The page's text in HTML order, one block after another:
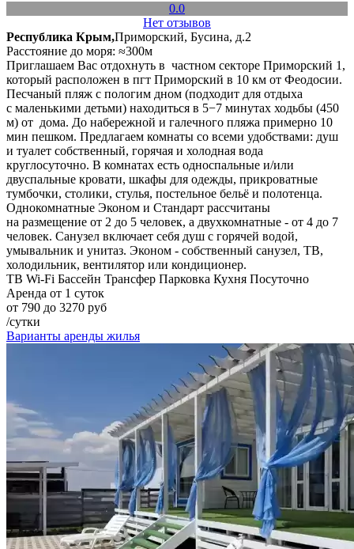
0.0
Нет отзывов
Республика Крым,Приморский, Бусина, д.2
Расстояние до моря: ≈300м
Приглашаем Вас отдохнуть в частном секторе Приморский 1,
который расположен в пгт Приморский в 10 км от Феодосии.
Песчаный пляж с пологим дном (подходит для отдыха
с маленькими детьми) находиться в 5−7 минутах ходьбы (450
м) от дома. До набережной и галечного пляжа примерно 10
мин пешком. Предлагаем комнаты со всеми удобствами: душ
и туалет собственный, горячая и холодная вода
круглосуточно. В комнатах есть односпальные и/или
двуспальные кровати, шкафы для одежды, прикроватные
тумбочки, столики, стулья, постельное бельё и полотенца.
Однокомнатные Эконом и Стандарт рассчитаны
на размещение от 2 до 5 человек, а двухкомнатные - от 4 до 7
человек. Санузел включает себя душ с горячей водой,
умывальник и унитаз. Эконом - собственный санузел, ТВ,
холодильник, вентилятор или кондиционер.
ТВ Wi-Fi Бассейн Трансфер Парковка Кухня Посуточно
Аренда от 1 суток
от 790 до 3270 руб
/сутки
Варианты аренды жилья